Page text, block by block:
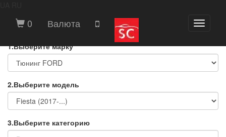
Toggle
0 Валюта
ВЫБЕРИТЕ МАРКУ И МОДЕЛЬ
АВТОМОБИЛЯ
1.Выберите марку
2.Выберите модель
3.Выберите категорию